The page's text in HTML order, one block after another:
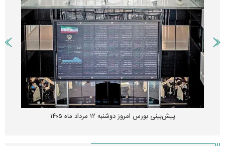
پیش‌بینی بورس امروز دوشنبه ۱۲ مرداد ماه ۱۴۰۵